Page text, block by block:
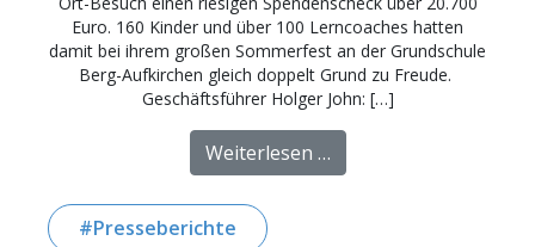
Euro. 160 Kinder und über 100 Lerncoaches hatten
damit bei ihrem großen Sommerfest an der Grundschule
Berg-Aufkirchen gleich doppelt Grund zu Freude.
Geschäftsführer Holger John: […]
Weiterlesen …from ANTENNE
Presseberichte